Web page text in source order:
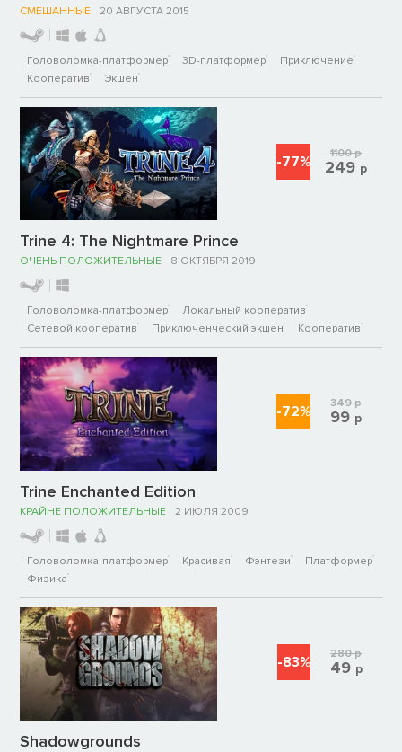
СМЕШАННЫЕ 20 АВГУСТА 2015
Головоломка-платформер 3D-платформер
Приключение
Кооператив
Экшен
Trine 4: The Nightmare Prince
ОЧЕНЬ ПОЛОЖИТЕЛЬНЫЕ 8 ОКТЯБРЯ 2019
Головоломка-платформер
Локальный кооператив
Сетевой кооператив
Приключенческий экшен Кооператив
-77% 1100р
249 р
Trine Enchanted Edition
КРАЙНЕ ПОЛОЖИТЕЛЬНЫЕ 2 ИЮЛЯ 2009
Головоломка-платформер Красивая Фэнтези
Платформер
Физика
-72% 349р
99 р
Shadowgrounds
-83% 280р
49 р